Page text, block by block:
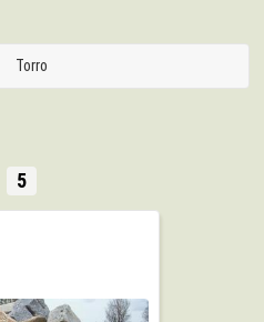
Torro
5